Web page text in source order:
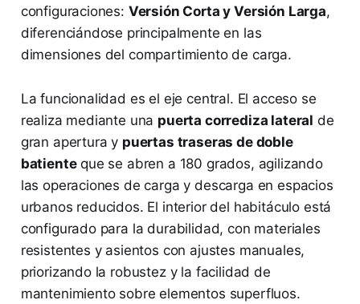
configuraciones: Versión Corta y Versión Larga,
diferenciándose principalmente en las
dimensiones del compartimiento de carga.
La funcionalidad es el eje central. El acceso se
realiza mediante una puerta corrediza lateral de
gran apertura y puertas traseras de doble
batienteque se abren a 180 grados, agilizando
las operaciones de carga y descarga en espacios
urbanos reducidos. El interior del habitáculo está
configurado para la durabilidad, con materiales
resistentes y asientos con ajustes manuales,
priorizando la robustez y la facilidad de
mantenimiento sobre elementos superfluos.